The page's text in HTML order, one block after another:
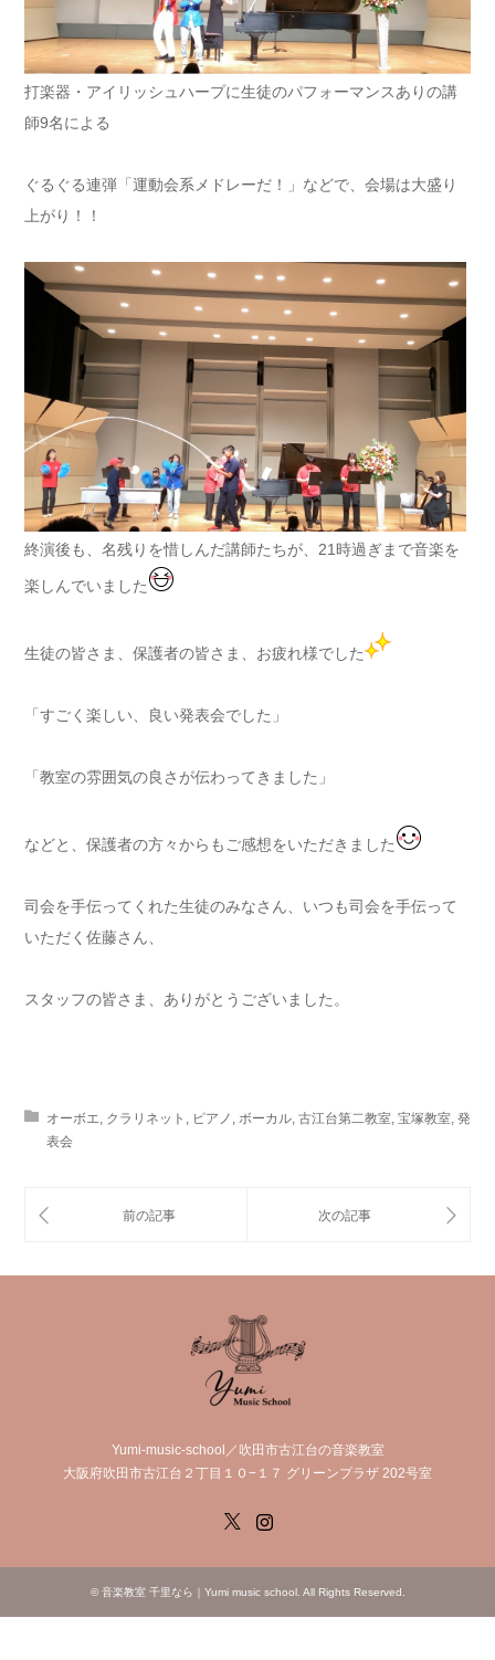
打楽器・アイリッシュハープに生徒のパフォーマンスありの講
師9名による
ぐるぐる連弾「運動会系メドレーだ！」などで、会場は大盛り
上がり！！
終演後も、名残りを惜しんだ講師たちが、21時過ぎまで音楽を
楽しんでいました
生徒の皆さま、保護者の皆さま、お疲れ様でした
「すごく楽しい、良い発表会でした」
「教室の雰囲気の良さが伝わってきました」
などと、保護者の方々からもご感想をいただきました
司会を手伝ってくれた生徒のみなさん、いつも司会を手伝って
いただく佐藤さん、
スタッフの皆さま、ありがとうございました。
オーボエ, クラリネット , ピアノ , ボーカル, 古江台第二教室, 宝塚教室, 発
表会
Yumi-music-school／吹田市古江台の音楽教室
大阪府吹田市古江台２丁目１０−１７ グリーンプラザ 202号室
© 音楽教室 千里なら｜Yumi music school . All Rights Reserved.